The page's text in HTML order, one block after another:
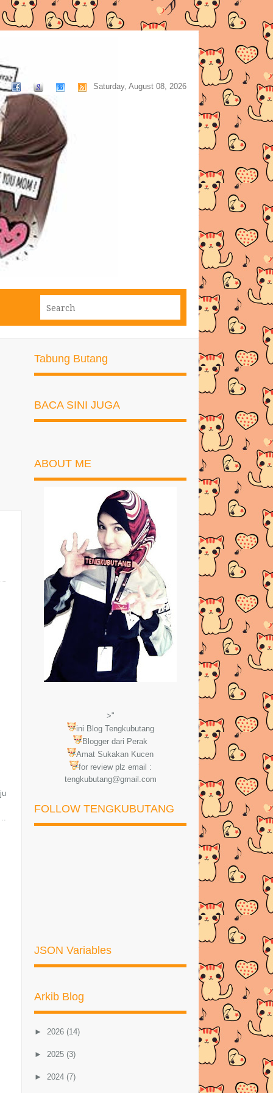
Saturday, August 08, 2026
..
Tabung Butang
BACA SINI JUGA
ABOUT ME
>"
ini Blog Tengkubutang
Blogger dari Perak
Amat Sukakan Kucen
for review plz email :
tengkubutang@gmail.com
FOLLOW TENGKUBUTANG
JSON Variables
Arkib Blog
► 2026 (14)
► 2025 (3)
► 2024 (7)